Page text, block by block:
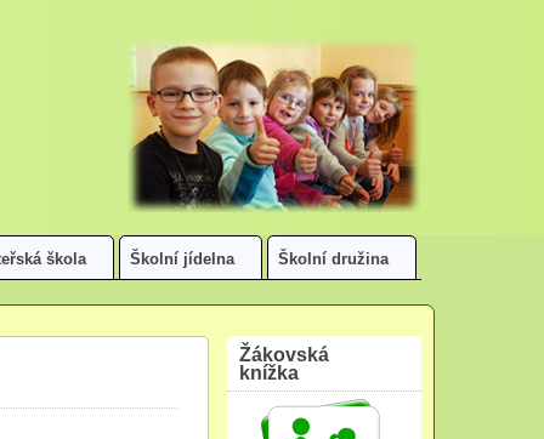
škola Školní jídelna Školní družina
Žákovská
knížka